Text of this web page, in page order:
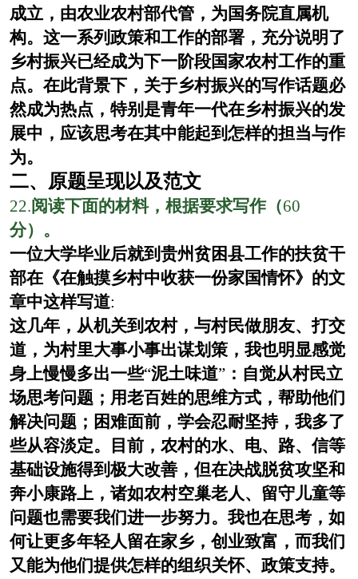
成立，由农业农村部代管，为国务院直属机
构。这一系列政策和工作的部署，充分说明了
乡村振兴已经成为下一阶段国家农村工作的重
点。在此背景下，关于乡村振兴的写作话题必
然成为热点，特别是青年一代在乡村振兴的发
展中，应该思考在其中能起到怎样的担当与作
为。
二、原题呈现以及范文
22.阅读下面的材料，根据要求写作（60
分）。
一位大学毕业后就到贵州贫困县工作的扶贫干
部在《在触摸乡村中收获一份家国情怀》的文
章中这样写道:
这几年，从机关到农村，与村民做朋友、打交
道，为村里大事小事出谋划策，我也明显感觉
身上慢慢多出一些“泥土味道” ：自觉从村民立
场思考问题；用老百姓的思维方式，帮助他们
解决问题；困难面前，学会忍耐坚持，我多了
些从容淡定。目前，农村的水、电、路、信等
基础设施得到极大改善，但在决战脱贫攻坚和
奔小康路上，诸如农村空巢老人、留守儿童等
问题也需要我们进一步努力。我也在思考，如
何让更多年轻人留在家乡，创业致富，而我们
又能为他们提供怎样的组织关怀、政策支持。